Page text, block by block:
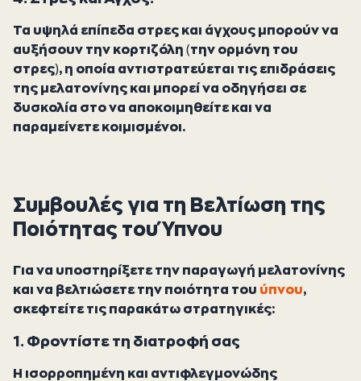
Τα υψηλά επίπεδα στρες και άγχους μπορούν να
αυξήσουν την κορτιζόλη (την ορμόνη του
στρες), η οποία αντιστρατεύεται τις επιδράσεις
της μελατονίνης και μπορεί να οδηγήσει σε
δυσκολία στο να αποκοιμηθείτε και να
παραμείνετε κοιμισμένοι.
Συμβουλές για τη Βελτίωση της
Ποιότητας του Ύπνου
Για να υποστηρίξετε την παραγωγή μελατονίνης
και να βελτιώσετε την ποιότητα του ύπνου,
σκεφτείτε τις παρακάτω στρατηγικές:
1. Φροντίστε τη διατροφή σας
Η ισορροπημένη και αντιφλεγμονώδης